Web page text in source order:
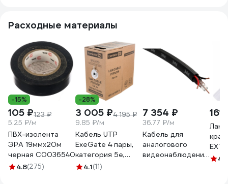
Расходные материалы
-15%
105 ₽123 ₽
5.25 ₽/м
ПВХ-изолента
ЭРА 19ммх20м
черная C0036540
4.8(275)
-28%
3 005 ₽4 195 ₽
9.85 ₽/м
Кабель UTP
ExeGate 4 пары,
категория 5e,
CCA, 24AWG,
4.1(11)
7 354 ₽
36.77 ₽/м
Кабель для
аналогового
видеонаблюдения
161
4.5